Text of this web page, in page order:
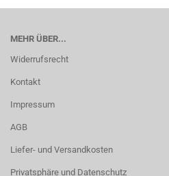
MEHR ÜBER...
Widerrufsrecht
Kontakt
Impressum
AGB
Liefer- und Versandkosten
Privatsphäre und Datenschutz